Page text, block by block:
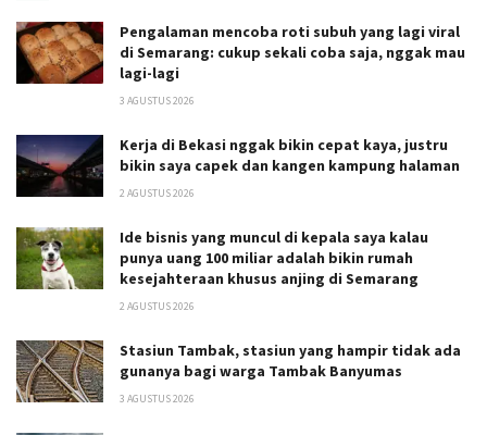
Pengalaman mencoba roti subuh yang lagi viral
di Semarang: cukup sekali coba saja, nggak mau
lagi-lagi
3 AGUSTUS 2026
Kerja di Bekasi nggak bikin cepat kaya, justru
bikin saya capek dan kangen kampung halaman
2 AGUSTUS 2026
Ide bisnis yang muncul di kepala saya kalau
punya uang 100 miliar adalah bikin rumah
kesejahteraan khusus anjing di Semarang
2 AGUSTUS 2026
Stasiun Tambak, stasiun yang hampir tidak ada
gunanya bagi warga Tambak Banyumas
3 AGUSTUS 2026